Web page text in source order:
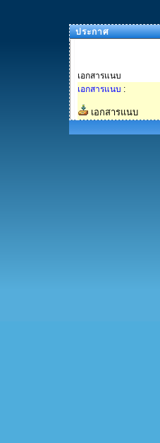
ประกาศ
เอกสารแนบ
เอกสารแนบ :
เอกสารแนบ